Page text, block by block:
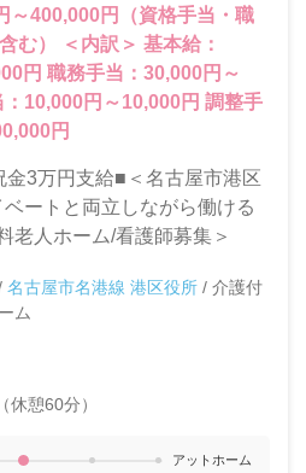
～400,000円（資格手当・職
基本給：
円 職務手当：30,000円～
10,000円～10,000円 調整手
円
3万円支給■＜名古屋市港区
ートと両立しながら働ける
老人ホーム/看護師募集＞
名古屋市名港線 港区役所 / 介護付
ム
休憩60分）
アットホーム